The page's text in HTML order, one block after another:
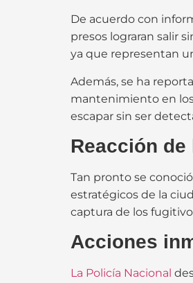
De acuerdo con
presos lograran salir
ya que representan
Además, se ha
mantenimiento en
escapar sin ser
Reacción
Tan pronto se
estratégicos de la
captura de los
Acciones
La Policía Nacional